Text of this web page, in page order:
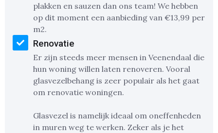
plakken en sauzen dan ons team! We hebben
op dit moment een aanbieding van €13,99 per
m2.
Renovatie
Er zijn steeds meer mensen in Veenendaal die
hun woning willen laten renoveren. Vooral
glasvezelbehang is zeer populair als het gaat
om renovatie woningen.
Glasvezel is namelijk ideaal om oneffenheden
in muren weg te werken. Zeker als je het